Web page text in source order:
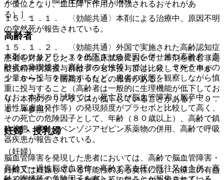
１５．１．１． 〈効能共通〉本剤による治療中、原因不明
の突然死が報告されている。
１５．１．２． 〈効能共通〉外国で実施された高齢認知症
患者を対象とした１７の臨床試験において、本剤を含む非定
型抗精神病薬投与群はプラセボ投与群と比較して死亡率が
１．６〜１．７倍高かったとの報告がある。
なお、本剤の５試験では、死亡及び脳血管障害（脳卒中、一
過性脳虚血発作等）の発現頻度がプラセボと比較して高く、
その死亡の危険因子として、年齢（８０歳以上）、高齢で鎮
静状態、高齢でベンゾジアゼピン系薬物の併用、高齢で呼吸
器疾患が報告されている。
脳血管障害を発現した患者においては、高齢で脳血管障害・
高齢で一過性脳虚血発作・高齢で高血圧の既往又は合併、高
が優位となり、血圧降下作用が増強されるおそれがあ
る）］。
高齢者
本剤のクリアランスを低下させる要因を併せ持つ高齢者（高
齢者の非喫煙者、高齢者の女性等）では、２．５〜５ｍｇの
少量から投与を開始するなど、患者の状態を観察しながら慎
重に投与すること（高齢者は一般的に生理機能が低下してお
り、本剤のクリアランスが低下していることがある）〔９．
１．４参照〕。
妊婦・授乳婦
（妊婦）
妊婦又は妊娠している可能性のある女性には、治療上の有益